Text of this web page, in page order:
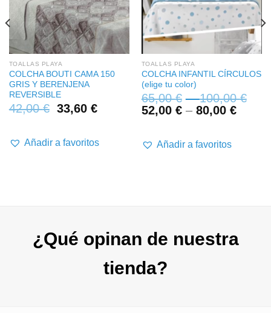
TOALLAS PLAYA
COLCHA BOUTI CAMA 150
GRIS Y BERENJENA
REVERSIBLE
42,00€ 33,60 €
Añadir a favoritos
TOALLAS PLAYA
COLCHA INFANTIL CÍRCULOS
(elige tu color)
65,00€ –100,00€
52,00 €– 80,00 €
Añadir a favoritos
¿Qué opinan de nuestra
tienda?